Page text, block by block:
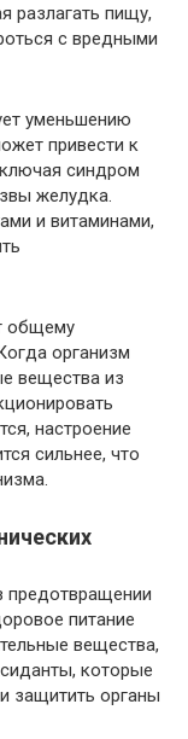
разлагать пищу,
с вредными
уменьшению
привести к
синдром
желудка.
и витаминами,
общему
организм
вещества из
настроение
сильнее, что
предотвращении
питание
вещества,
которые
защитить органы